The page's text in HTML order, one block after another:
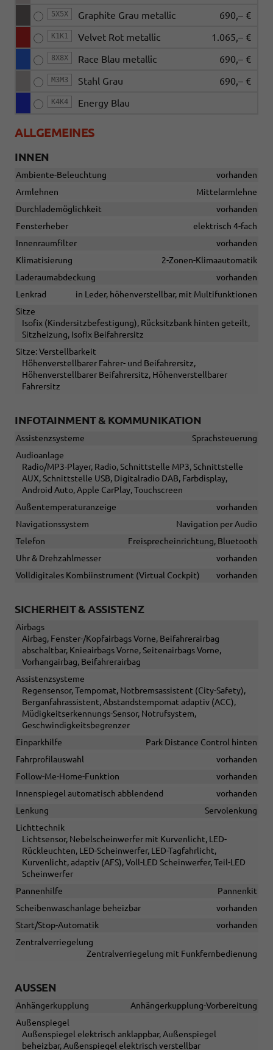
5X5X Graphite Grau metallic 690,– €
K1K1 Velvet Rot metallic 1.065,– €
8X8X Race Blau metallic 690,– €
M3M3 Stahl Grau 690,– €
K4K4 Energy Blau
ALLGEMEINES
INNEN
Ambiente-Beleuchtung
vorhanden
Armlehnen
Mittelarmlehne
Durchlademöglichkeit
vorhanden
Fensterheber
elektrisch 4-fach
Innenraumfilter
vorhanden
Klimatisierung
2-Zonen-Klimaautomatik
Laderaumabdeckung
vorhanden
Lenkrad
in Leder, höhenverstellbar, mit Multifunktionen
Sitze
Isofix (Kindersitzbefestigung), Rücksitzbank hinten geteilt,
Sitzheizung, Isofix Beifahrersitz
Sitze: Verstellbarkeit
Höhenverstellbarer Fahrer- und Beifahrersitz,
Höhenverstellbarer Beifahrersitz, Höhenverstellbarer
Fahrersitz
INFOTAINMENT & KOMMUNIKATION
Assistenzsysteme
Sprachsteuerung
Audioanlage
Radio/MP3-Player, Radio, Schnittstelle MP3, Schnittstelle
AUX, Schnittstelle USB, Digitalradio DAB, Farbdisplay,
Android Auto, Apple CarPlay, Touchscreen
Außentemperaturanzeige
vorhanden
Navigationssystem
Navigation per Audio
Telefon
Freisprecheinrichtung, Bluetooth
Uhr & Drehzahlmesser
vorhanden
Volldigitales Kombiinstrument (Virtual Cockpit)
vorhanden
SICHERHEIT & ASSISTENZ
Airbags
Airbag, Fenster-/Kopfairbags Vorne, Beifahrerairbag
abschaltbar, Knieairbags Vorne, Seitenairbags Vorne,
Vorhangairbag, Beifahrerairbag
Assistenzsysteme
Regensensor, Tempomat, Notbremsassistent (City-Safety),
Berganfahrassistent, Abstandstempomat adaptiv (ACC),
Müdigkeitserkennungs-Sensor, Notrufsystem,
Geschwindigkeitsbegrenzer
Einparkhilfe
Park Distance Control hinten
Fahrprofilauswahl
vorhanden
Follow-Me-Home-Funktion
vorhanden
Innenspiegel automatisch abblendend
vorhanden
Lenkung
Servolenkung
Lichttechnik
Lichtsensor, Nebelscheinwerfer mit Kurvenlicht, LED-
Rückleuchten, LED-Scheinwerfer, LED-Tagfahrlicht,
Kurvenlicht, adaptiv (AFS), Voll-LED Scheinwerfer, Teil-LED
Scheinwerfer
Pannenhilfe
Pannenkit
Scheibenwaschanlage beheizbar
vorhanden
Start/Stop-Automatik
vorhanden
Zentralverriegelung
Zentralverriegelung mit Funkfernbedienung
AUSSEN
Anhängerkupplung
Anhängerkupplung-Vorbereitung
Außenspiegel
Außenspiegel elektrisch anklappbar, Außenspiegel
beheizbar, Außenspiegel elektrisch verstellbar